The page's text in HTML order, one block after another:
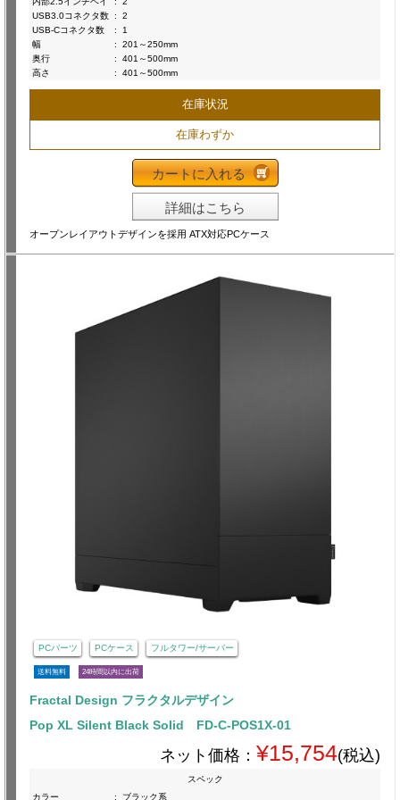
USB3.0コネクタ数 :
2
USB-Cコネクタ数
:
1
幅
:
201～250mm
奥行
:
401～500mm
高さ
: 401～500mm
在庫状況
在庫わずか
カートに入れる
詳細はこちら
オープンレイアウトデザインを採用 ATX対応PCケース
PCパーツ PCケース フルタワー/サーバー
送料無料 24時間以内に出荷
Fractal Design フラクタルデザイン
Pop XL Silent Black Solid FD-C-POS1X-01
ネット価格： ¥15,754(税込)
スペック
カラー
: ブラック系